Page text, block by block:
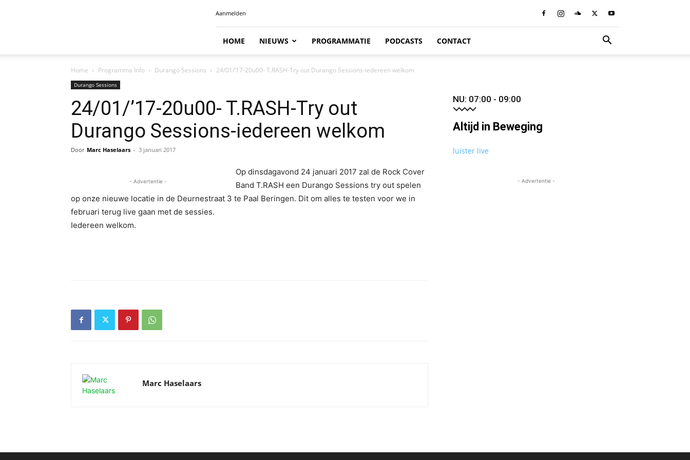
Aanmelden
HOME NIEUWS PROGRAMMATIE PODCASTS CONTACT
Home Programma Info Durango Sessions 24/01/’17-20u00- T.RASH-Try out Durango Sessions-iedereen welkom
Durango Sessions
24/01/’17-20u00- T.RASH-Try out
Durango Sessions-iedereen welkom
Door Marc Haselaars - 3 januari 2017
- Advertentie -
Op dinsdagavond 24 januari 2017 zal de Rock Cover
Band T.RASH een Durango Sessions try out spelen
op onze nieuwe locatie in de Deurnestraat 3 te Paal Beringen. Dit om alles te testen voor we in
februari terug live gaan met de sessies.
Iedereen welkom.
Marc Haselaars
NU: 07:00 - 09:00
Altijd in Beweging
luister live
- Advertentie -